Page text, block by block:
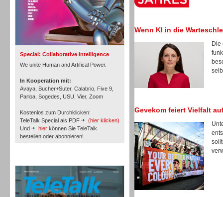
Special: Collaborative Intelligence
We unite Human and Artifical Power.
In Kooperation mit:
Avaya, Bucher+Suter, Calabrio, Five 9,
Parloa, Sogedes, USU, Vier, Zoom
Kostenlos zum Durchklicken:
TeleTalk Special als PDF
(hier klicken)
Und
hier können Sie TeleTalk
bestellen oder abonnieren!
Inbound
Wenn KI in die
Die
Gevekom feiert Vielfalt